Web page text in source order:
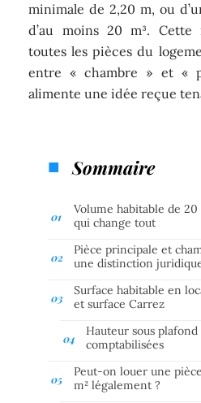
minimale de 2,20 m, ou
d’au moins 20 m³.
toutes les pièces du
entre « chambre » et «
alimente une idée reçue
Sommaire
Volume habitable de
qui change tout
Pièce principale et
une distinction
Surface habitable en
et surface Carrez
Hauteur sous
comptabilisées
Peut-on louer une
m² légalement ?